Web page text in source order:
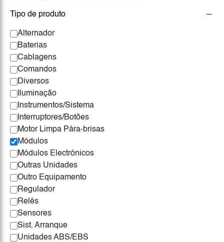
Tipo de produto
Alternador
Baterias
Cablagens
Comandos
Diversos
Iluminação
Instrumentos/Sistema
Interruptores/Botões
Motor Limpa Pára-brisas
Módulos
Módulos Electrónicos
Outras Unidades
Outro Equipamento
Regulador
Relés
Sensores
Sist. Arranque
Unidades ABS/EBS